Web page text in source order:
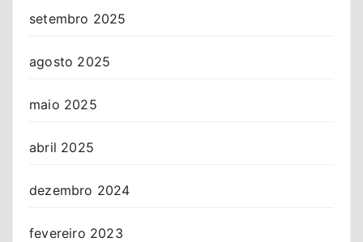
setembro 2025
agosto 2025
maio 2025
abril 2025
dezembro 2024
fevereiro 2023